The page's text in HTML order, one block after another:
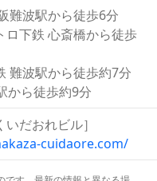
職人として転職したば
した。くいだおれは今
いだおれ太郎は動くマ
。くいだおれ太郎を家
を増やすことも人形を
います。阪神タイガー
うになり、『わて泳げ
阪らしいユーモラスな
れが閉店した今でも、
難波駅から徒歩6分
ロ下鉄 心斎橋から徒歩
難波駅から徒歩約7分
から徒歩約9分
いだおれビル］
cuidaore.com/